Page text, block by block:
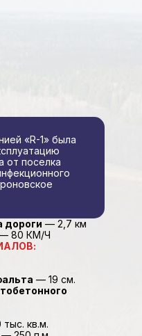
«R-1» была
от поселка
дороги — 2,7 км
80 КМ/Ч
— 19 см.
кв.м.